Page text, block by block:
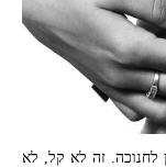
לחנוכה. זה לא קל, לא